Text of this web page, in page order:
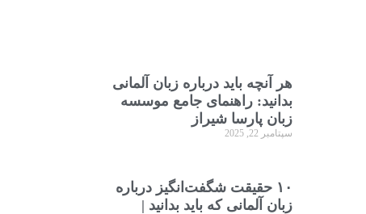
هر آنچه باید درباره زبان آلمانی
بدانید: راهنمای جامع موسسه
زبان پارسا شیراز
سپتامبر 22, 2025
۱۰ حقیقت شگفت‌انگیز درباره
زبان آلمانی که باید بدانید |